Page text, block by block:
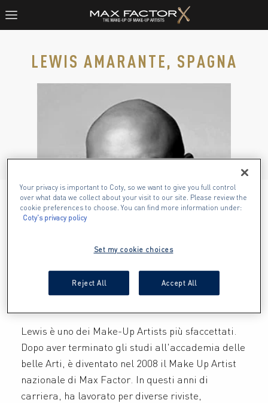
LEWIS AMARANTE, SPAGNA
Lewis è uno dei Make-Up Artists più sfaccettati.
Dopo aver terminato gli studi all'accademia delle
belle Arti, è diventato nel 2008 il Make Up Artist
nazionale di Max Factor. In questi anni di
carriera, ha lavorato per diverse riviste,
Your privacy is important to Coty, so we want to give you full control
over what data we collect about your visit to our site. Please review the
cookie preferences to choose. You can find more information under:
Coty's privacy policy
Set my cookie choices
Reject All Accept All